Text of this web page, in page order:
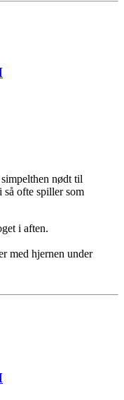
nødt til
så ofte spiller som
i aften.
med hjernen under